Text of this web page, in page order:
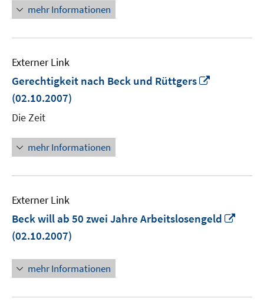
mehr Informationen
Externer Link
Gerechtigkeit nach Beck und Rüttgers
(02.10.2007)
Die Zeit
mehr Informationen
Externer Link
Beck will ab 50 zwei Jahre Arbeitslosengeld
(02.10.2007)
mehr Informationen